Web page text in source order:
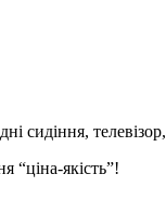
сидіння, телевізор,
“ціна-якість”!